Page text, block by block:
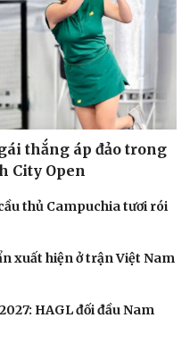
Câu chuyện thời sự
Đọc truyện đêm khuya
Cửa sổ tình yêu
Kể chuyện cho bé
Hạt giống tâm hồn
thắng áp đảo trong
City Open
thủ Campuchia tươi rói
xuất hiện ở trận Việt Nam
HAGL đối đầu Nam